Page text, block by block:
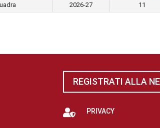
2026-27 11
REGISTRATI ALLA
 PRIVACY